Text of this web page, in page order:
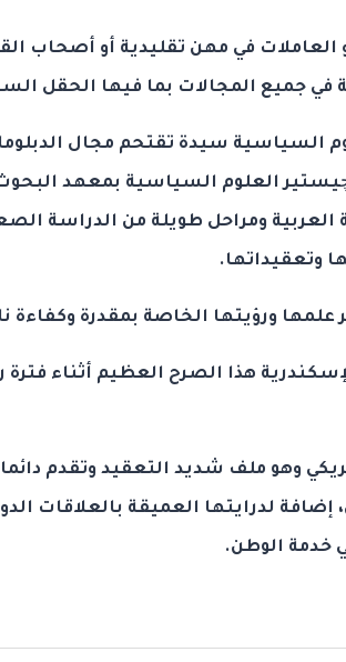
في مهن تقليدية أو أصحاب
في جميع المجالات بما فيها الحقل
السياسية سيدة تقتحم مجال
العلوم السياسية بمعهد
العربية ومراحل طويلة من الدراسة
وتعقيداتها.
علمها ورؤيتها الخاصة بمقدرة وكفاءة
هذا الصرح العظيم أثناء فترة
وهو ملف شديد التعقيد وتقدم دائما
لدرايتها العميقة بالعلاقات
خدمة الوطن.